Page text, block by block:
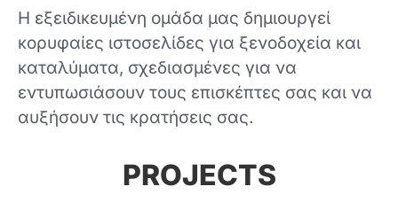
Η εξειδικευμένη ομάδα μας δημιουργεί
κορυφαίες ιστοσελίδες για ξενοδοχεία και
καταλύματα, σχεδιασμένες για να
εντυπωσιάσουν τους επισκέπτες σας και να
αυξήσουν τις κρατήσεις σας.
PROJECTS